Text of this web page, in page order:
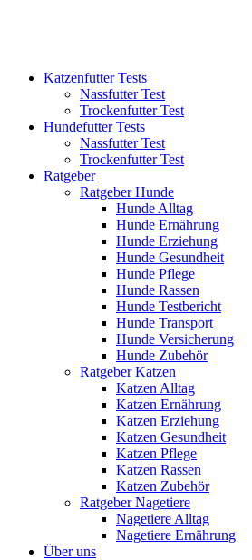
Katzenfutter Tests
Nassfutter Test
Trockenfutter Test
Hundefutter Tests
Nassfutter Test
Trockenfutter Test
Ratgeber
Ratgeber Hunde
Hunde Alltag
Hunde Ernährung
Hunde Erziehung
Hunde Gesundheit
Hunde Pflege
Hunde Rassen
Hunde Testbericht
Hunde Transport
Hunde Versicherung
Hunde Zubehör
Ratgeber Katzen
Katzen Alltag
Katzen Ernährung
Katzen Erziehung
Katzen Gesundheit
Katzen Pflege
Katzen Rassen
Katzen Zubehör
Ratgeber Nagetiere
Nagetiere Alltag
Nagetiere Ernährung
Über uns